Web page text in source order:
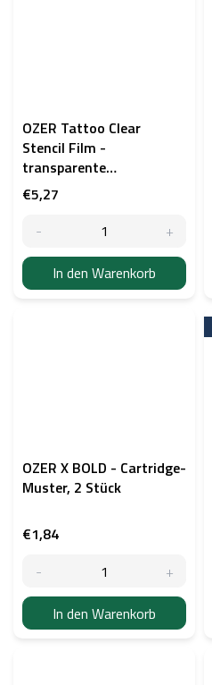
OZER Tattoo Clear
Stencil Film -
transparente
Schablonenfolie für
Thermodrucker A4, 100
€5,27
In den Warenkorb
OZER X BOLD - Cartridge-
Muster, 2 Stück
€1,84
In den Warenkorb